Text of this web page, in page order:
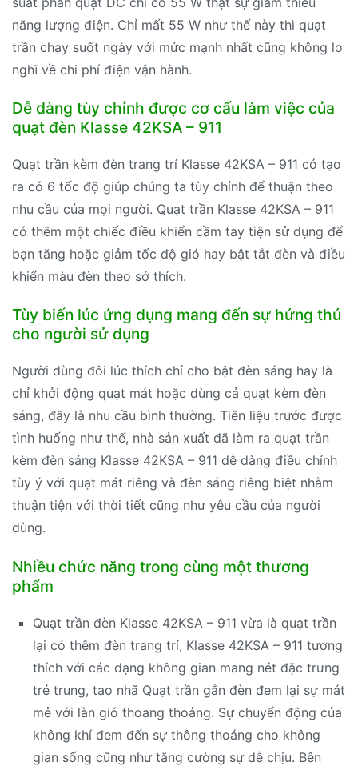
năng lượng điện. Chỉ mất 55 W như thế này thì quạt
trần chạy suốt ngày với mức mạnh nhất cũng không lo
nghĩ về chi phí điện vận hành.
Dễ dàng tùy chỉnh được cơ cấu làm việc của
quạt đèn Klasse 42KSA – 911
Quạt trần kèm đèn trang trí Klasse 42KSA – 911 có tạo
ra có 6 tốc độ giúp chúng ta tùy chỉnh để thuận theo
nhu cầu của mọi người. Quạt trần Klasse 42KSA – 911
có thêm một chiếc điều khiển cầm tay tiện sử dụng để
bạn tăng hoặc giảm tốc độ gió hay bật tắt đèn và điều
khiển màu đèn theo sở thích.
Tùy biến lúc ứng dụng mang đến sự hứng thú
cho người sử dụng
Người dùng đôi lúc thích chỉ cho bật đèn sáng hay là
chỉ khởi động quạt mát hoặc dùng cả quạt kèm đèn
sáng, đây là nhu cầu bình thường. Tiên liệu trước được
tình huống như thế, nhà sản xuất đã làm ra quạt trần
kèm đèn sáng Klasse 42KSA – 911 dễ dàng điều chỉnh
tùy ý với quạt mát riêng và đèn sáng riêng biệt nhằm
thuận tiện với thời tiết cũng như yêu cầu của người
dùng.
Nhiều chức năng trong cùng một thương
phẩm
Quạt trần đèn Klasse 42KSA – 911 vừa là quạt trần
lại có thêm đèn trang trí, Klasse 42KSA – 911 tương
thích với các dạng không gian mang nét đặc trưng
trẻ trung, tao nhã Quạt trần gắn đèn đem lại sự mát
mẻ với làn gió thoang thoảng. Sự chuyển động của
không khí đem đến sự thông thoáng cho không
gian sống cũng như tăng cường sự dễ chịu. Bên